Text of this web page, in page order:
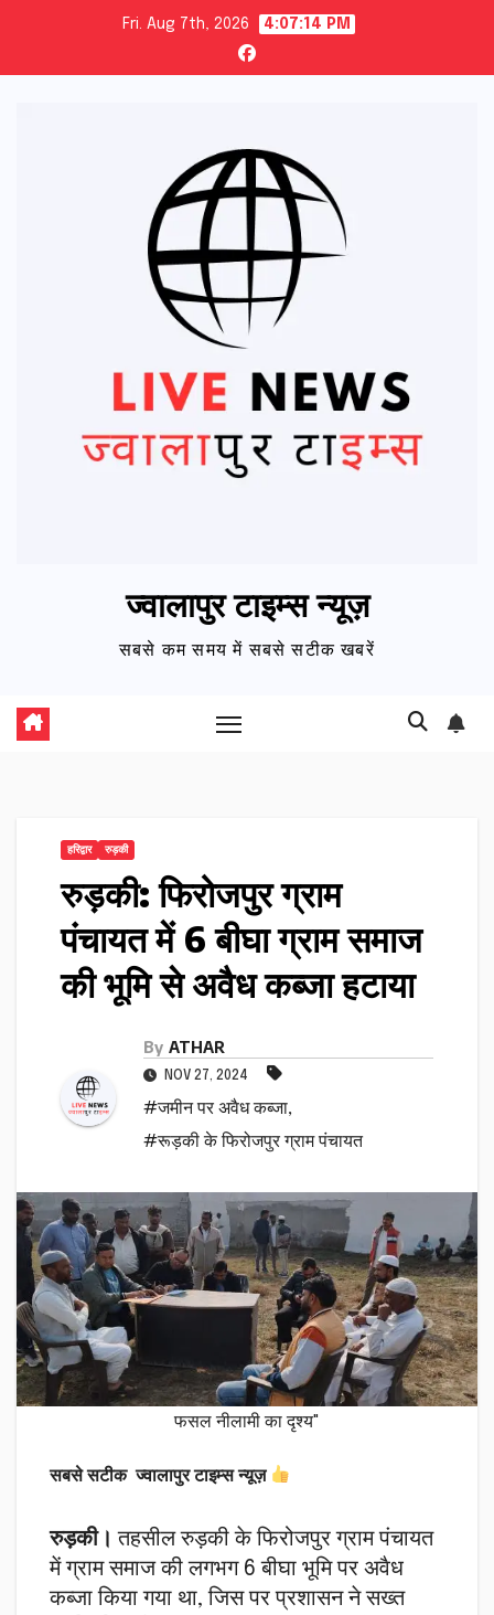
content
Fri. Aug 7th, 2026 4:07:15 PM
ज्वालापुर टाइम्स न्यूज़
सबसे कम समय में सबसे सटीक खबरें
हरिद्वार रुड़की
रुड़की: फिरोजपुर ग्राम
पंचायत में 6 बीघा ग्राम समाज
की भूमि से अवैध कब्जा हटाया
By ATHAR
NOV 27, 2024
#जमीन पर अवैध कब्जा,
#रूड़की के फिरोजपुर ग्राम पंचायत
फसल नीलामी का दृश्य"
सबसे सटीक ज्वालापुर टाइम्स न्यूज़
रुड़की। तहसील रुड़की के फिरोजपुर ग्राम पंचायत
में ग्राम समाज की लगभग 6 बीघा भूमि पर अवैध
कब्जा किया गया था, जिस पर प्रशासन ने सख्त